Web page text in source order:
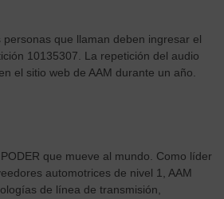
que llaman deben ingresar el
10135307. La repetición del audio
el sitio web de AAM durante un año.
que mueve al mundo. Como líder
automotrices de nivel 1, AAM
de línea de transmisión,